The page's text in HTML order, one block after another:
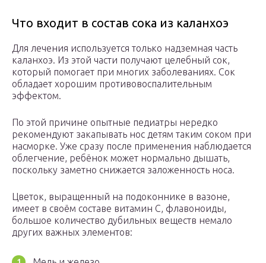
Что входит в состав сока из каланхоэ
Для лечения используется только надземная часть
каланхоэ. Из этой части получают целебный сок,
который помогает при многих заболеваниях. Сок
обладает хорошим противовоспалительным
эффектом.
По этой причине опытные педиатры нередко
рекомендуют закапывать нос детям таким соком при
насморке. Уже сразу после применения наблюдается
облегчение, ребёнок может нормально дышать,
поскольку заметно снижается заложенность носа.
Цветок, выращенный на подоконнике в вазоне,
имеет в своём составе витамин С, флавоноиды,
большое количество дубильных веществ немало
других важных элементов: